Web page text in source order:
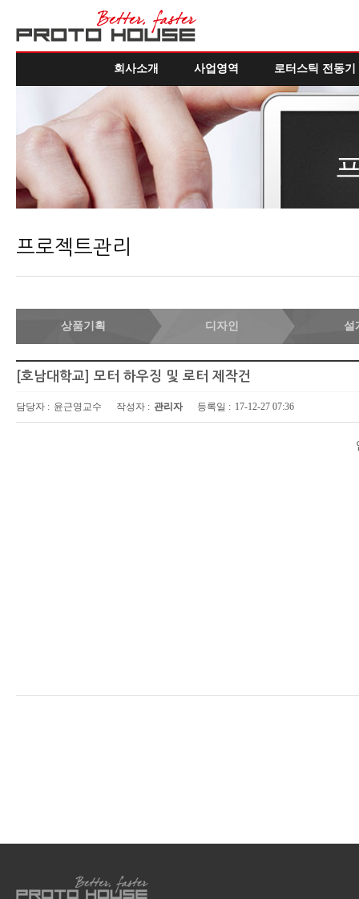
회사소개 사업영역 로터스틱 전동기
프로젝트관리
상품기획 디자인 설
[호남대학교] 모터 하우징 및 로터 제작건
담당자 : 윤근영교수 작성자 : 관리자 등록일 : 17-12-27 07:36